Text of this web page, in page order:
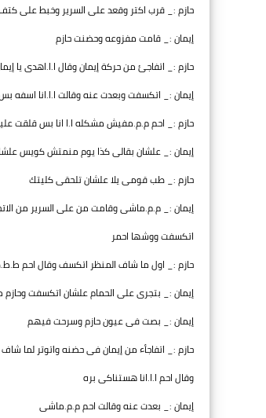
حازم :_ قرب اكتر وقعد على السرير وخبط على
إيمان :_ قامت مفزوعه وحضنت حازم
حازم :_ اتفاجئ من حركة إيمان وقال ا.ا.اهدى يا
إيمان :_ اتكسفت وبعدت عنه وقالت ا.ا.انا
حازم :_ احم م.م.مفيش مشكله ا.ا انا بس قلقت
إيمان :_ علشان بقالى كذا يوم منمتش كويس
حازم :_ طب قومى يلا علشان تلحقى كليتك
إيمان :_ م.م.ماشى وقامت من على السرير من
اتكسفت ووشها احمر
حازم :_ اول ما شاف المنظر اتكسف وقال احم
إيمان :_ بتجرى على الحمام علشان اتكسفت
إيمان :_ بصت فى عيون حازم وسرحت فيهم
حازم :_ اتفاجأء من إيمان فى حضنه واتوتر لما
وقال احم ا.ا.انا هستناكى بره
إيمان :_ بعدت عنه وقالت احم م.م.ماشى